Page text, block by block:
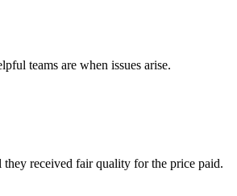
teams are when issues arise.
they received fair quality for the price paid.